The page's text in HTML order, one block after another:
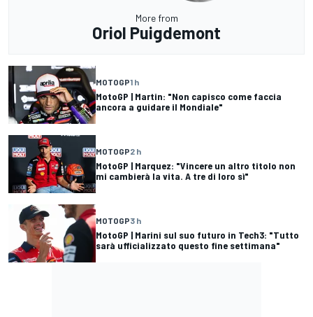
More from
Oriol Puigdemont
MOTOGP1 h
MotoGP | Martin: "Non capisco come faccia
ancora a guidare il Mondiale"
MOTOGP2 h
MotoGP | Marquez: "Vincere un altro titolo non
mi cambierà la vita. A tre di loro sì"
MOTOGP3 h
MotoGP | Marini sul suo futuro in Tech3: "Tutto
sarà ufficializzato questo fine settimana"